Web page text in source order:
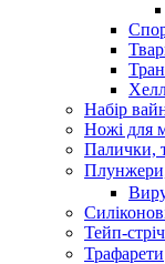
Набір
Ножі для
Палички,
Тейп-
Трафарети